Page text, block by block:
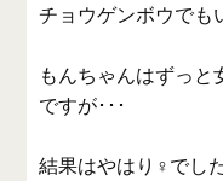
チョウゲンボウでも
もんちゃんはずっ
ですが･･･
結果はやはり♀でし